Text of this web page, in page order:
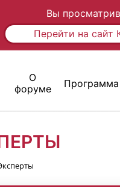
Вы
Перейти на сайт
О
форуме
Программа